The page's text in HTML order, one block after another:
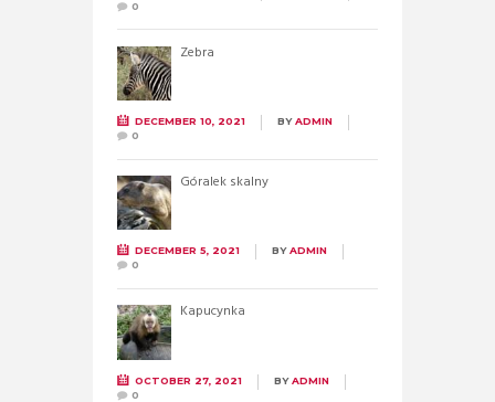
0
Zebra
DECEMBER 10, 2021 BYADMIN
0
Góralek skalny
DECEMBER 5, 2021 BYADMIN
0
Kapucynka
OCTOBER 27, 2021 BYADMIN
0